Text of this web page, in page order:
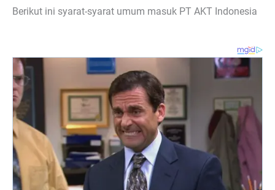
Berikut ini syarat-syarat umum masuk PT AKT Indonesia